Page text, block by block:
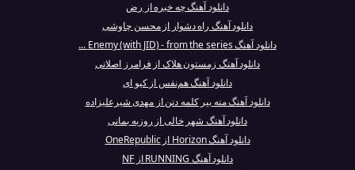
دانلود آهنگ چه خبره از رض
دانلود آهنگ راه دشوار از محسن چاوشی
دانلود آهنگ Enemy (with JID) - from the series ...
دانلود آهنگ زمستون هلاک از فرامرز اصلانی
دانلود آهنگ هم‌نفس از کیو ای
دانلود آهنگ منه بیر کلمه دنن از مهدی شیرعلیزاده
دانلود آهنگ شهر خالی از روزبه بمانی
دانلود آهنگ Horizon از OneRepublic
دانلود آهنگ RUNNING از NF